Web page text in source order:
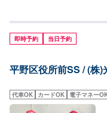
即時予約 当日予約
平野区役所前SS / (株
代車OK カードOK 電子マネー